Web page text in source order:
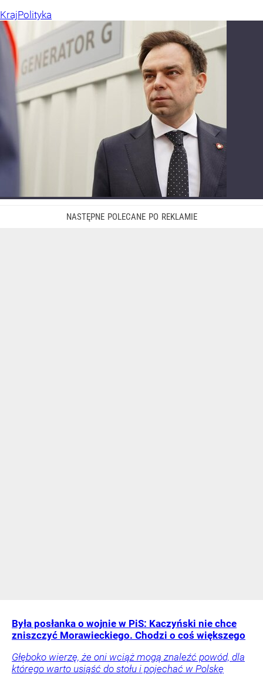
KrajPolityka
Była posłanka o wojnie w PiS: Kaczyński nie chce
zniszczyć Morawieckiego. Chodzi o coś większego
Głęboko wierzę, że oni wciąż mogą znaleźć powód, dla
którego warto usiąść do stołu i pojechać w Polskę